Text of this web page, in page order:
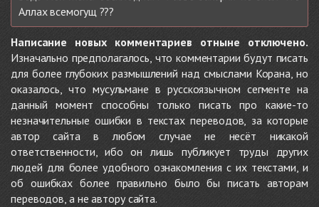
Аллах всемогущ ???
Написание новых комментариев отныне отключено.
Изначально предполагалось, что комментарии будут писать
для более глубоких размышлений над смыслами Корана, но
оказалось, что мусульмане в русскоязычном сегменте на
данный момент способны только писать про какие-то
незначительные ошибки в текстах переводов, за которые
автор сайта в любом случае не несёт никакой
ответственности, ибо он лишь публикует труды других
людей для более удобного ознакомления с их текстами, и
об ошибках более правильно было бы писать авторам
переводов, а не автору сайта.